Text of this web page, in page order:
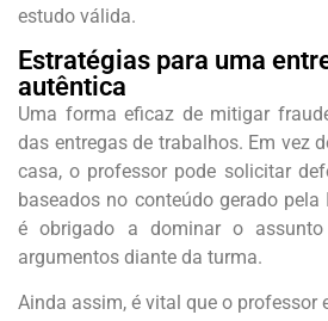
estudo válida.
Estratégias para uma
autêntica
Uma forma eficaz de mitigar
das entregas de trabalhos. Em vez
casa, o professor pode solicitar
baseados no conteúdo gerado pela
é obrigado a dominar o
argumentos diante da turma.
Ainda assim, é vital que o professor